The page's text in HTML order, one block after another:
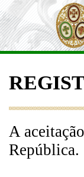
A
República.